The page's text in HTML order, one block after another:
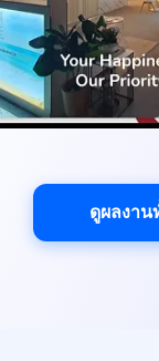
ดูผลงาน